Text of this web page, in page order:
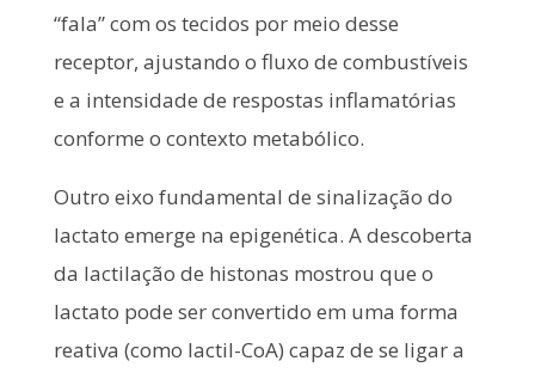
“fala” com os tecidos por meio desse
receptor, ajustando o fluxo de combustíveis
e a intensidade de respostas inflamatórias
conforme o contexto metabólico.
Outro eixo fundamental de sinalização do
lactato emerge na epigenética. A descoberta
da lactilação de histonas mostrou que o
lactato pode ser convertido em uma forma
reativa (como lactil-CoA) capaz de se ligar a